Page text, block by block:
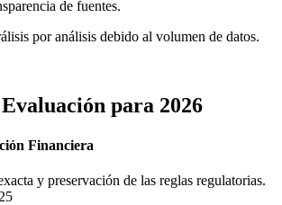
de fuentes.
por análisis debido al volumen de datos.
para 2026
Financiera
y preservación de las reglas regulatorias.